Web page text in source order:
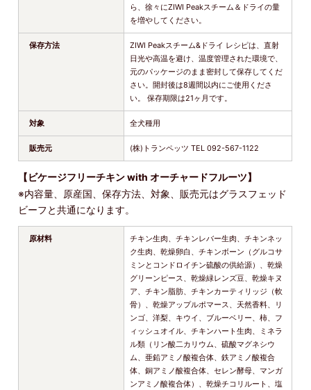
ら、徐々にZIWI Peakスチーム＆ドライの量
を増やしてください。
保存方法
ZIWI Peakスチーム&ドライ レシピは、直射
日光や高温を避け、温度管理された環境で、
元のパッケージのまま密封して保存してくだ
さい。開封後は8週間以内にご使用くださ
い。 保存期限は21ヶ月です。
対象 全犬種用
販売元 (株)トランペッツ TEL 092-567-1122
【ビケージフリーチキン with オーチャードフルーツ】
※内容量、原産国、保存方法、対象、販売元はグラスフェッド
ビーフと共通になります。
原材料
チキン生肉、チキンレバー生肉、チキンネッ
ク生肉、乾燥卵白、チキンボーン（グルコサ
ミンとコンドロイチン硫酸の供給源）、乾燥
グリーンピース、乾燥緑レンズ豆、乾燥キヌ
ア、チキン脂肪、チキンカーティリッジ（軟
骨）、乾燥アップルポマース、天然香料、リ
ンゴ、洋梨、キウイ、ブルーベリー、柿、フ
ィッシュオイル、チキンハート生肉、ミネラ
ル類（リン酸二カリウム、硫酸マグネシウ
ム、亜鉛アミノ酸複合体、鉄アミノ酸複合
体、銅アミノ酸複合体、セレン酵母、マンガ
ンアミノ酸複合体）、乾燥チコリルート、塩